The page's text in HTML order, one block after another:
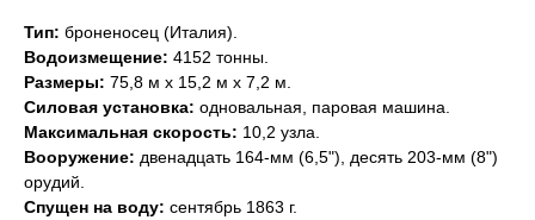
Тип: броненосец (Италия).
Водоизмещение: 4152 тонны.
Размеры: 75,8 м х 15,2 м х 7,2 м.
Силовая установка: одновальная, паровая машина.
Максимальная скорость: 10,2 узла.
Вооружение: двенадцать 164-мм (6,5"), десять 203-мм (8")
орудий.
Спущен на воду: сентябрь 1863 г.